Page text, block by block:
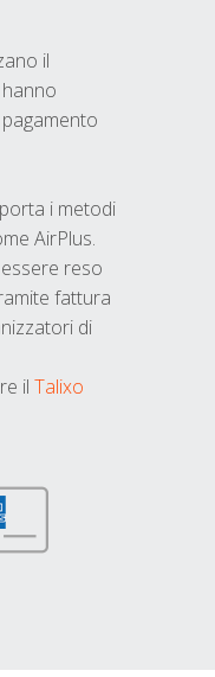
il
i metodi
AirPlus.
reso
fattura
di
il Talixo